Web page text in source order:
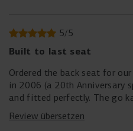
5/5
Built to last seat
Ordered the back seat for
in 2006 (a 20th Anniversary special). It arrived
and fitted perfectly. The go kart is 20 years hold now and
still going strong - still being
children. Well worth the
Review übersetzen